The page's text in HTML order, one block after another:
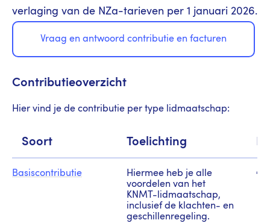
verlaging van de NZa-tarieven per 1 januari 2026.
Vraag en antwoord contributie en facturen
Contributieoverzicht
Hier vind je de contributie per type lidmaatschap:
Soort Toelichting
Basiscontributie
Hiermee heb je alle
voordelen van het
KNMT-lidmaatschap,
inclusief de klachten- en
geschillenregeling.
€